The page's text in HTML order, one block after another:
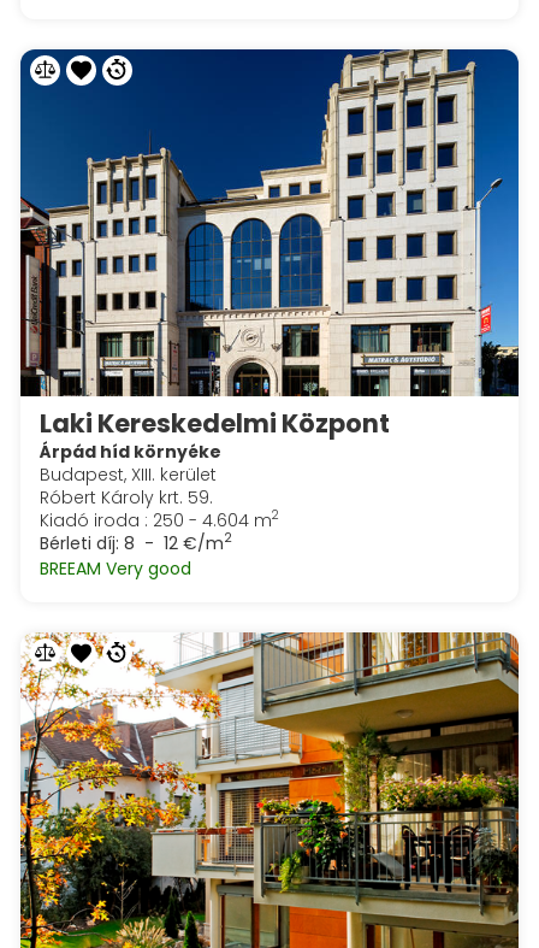
Laki Kereskedelmi Központ
Árpád híd környéke
Budapest, XIII. kerület
Róbert Károly krt. 59.
Kiadó iroda : 250 - 4.604 m2
Bérleti díj: 8 - 12 €/m2
BREEAM Very good